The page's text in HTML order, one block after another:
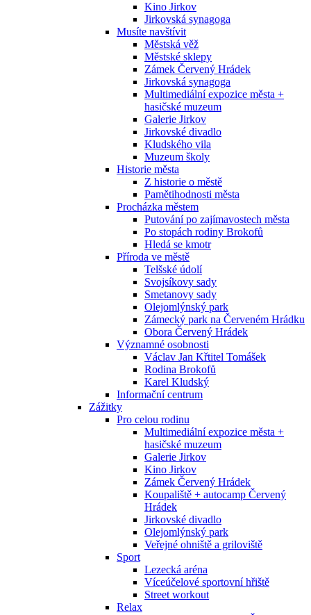
Kino Jirkov
Jirkovská synagoga
Musíte navštívit
Městská věž
Městské sklepy
Zámek Červený Hrádek
Jirkovská synagoga
Multimediální expozice města +
hasičské muzeum
Galerie Jirkov
Jirkovské divadlo
Kludského vila
Muzeum školy
Historie města
Z historie o městě
Pamětihodnosti města
Procházka městem
Putování po zajímavostech města
Po stopách rodiny Brokofů
Hledá se kmotr
Příroda ve městě
Telšské údolí
Svojsíkovy sady
Smetanovy sady
Olejomlýnský park
Zámecký park na Červeném Hrádku
Obora Červený Hrádek
Významné osobnosti
Václav Jan Křtitel Tomášek
Rodina Brokofů
Karel Kludský
Informační centrum
Zážitky
Pro celou rodinu
Multimediální expozice města +
hasičské muzeum
Galerie Jirkov
Kino Jirkov
Zámek Červený Hrádek
Koupaliště + autocamp Červený
Hrádek
Jirkovské divadlo
Olejomlýnský park
Veřejné ohniště a griloviště
Sport
Lezecká aréna
Víceúčelové sportovní hřiště
Street workout
Relax